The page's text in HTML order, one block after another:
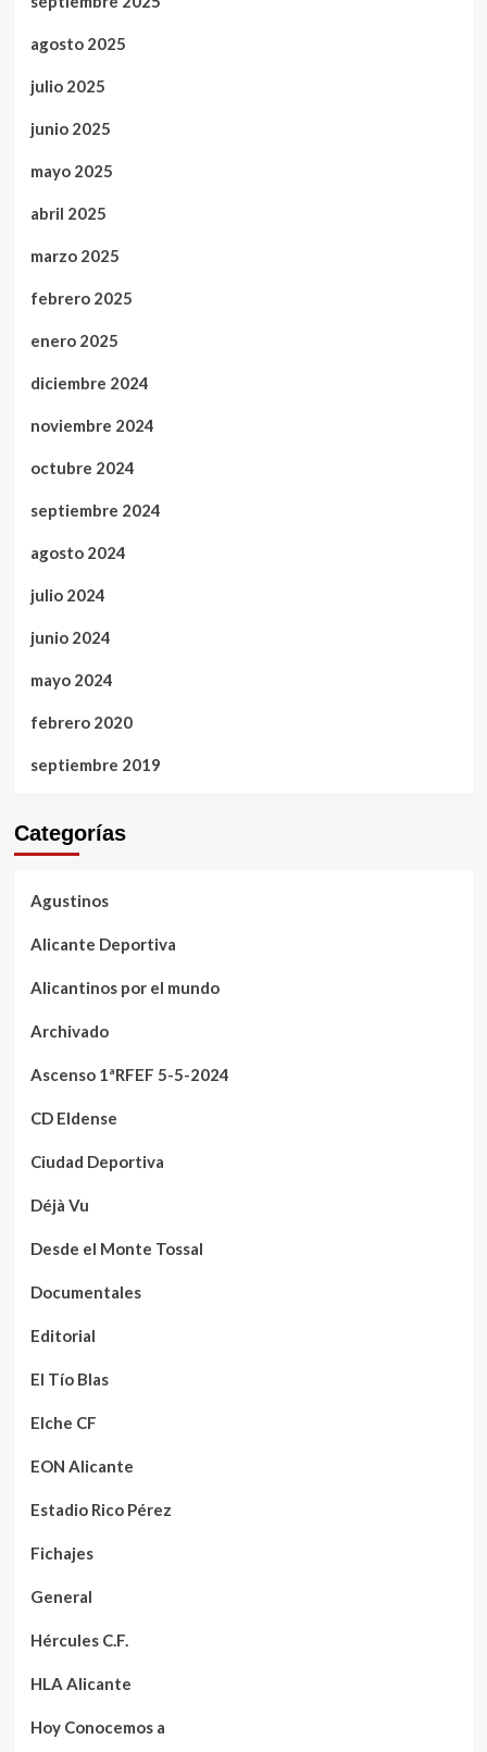
agosto 2025
julio 2025
junio 2025
mayo 2025
abril 2025
marzo 2025
febrero 2025
enero 2025
diciembre 2024
noviembre 2024
octubre 2024
septiembre 2024
agosto 2024
julio 2024
junio 2024
mayo 2024
febrero 2020
septiembre 2019
Categorías
Agustinos
Alicante Deportiva
Alicantinos por el mundo
Archivado
Ascenso 1ªRFEF 5-5-2024
CD Eldense
Ciudad Deportiva
Déjà Vu
Desde el Monte Tossal
Documentales
Editorial
El Tío Blas
Elche CF
EON Alicante
Estadio Rico Pérez
Fichajes
General
Hércules C.F.
HLA Alicante
Hoy Conocemos a